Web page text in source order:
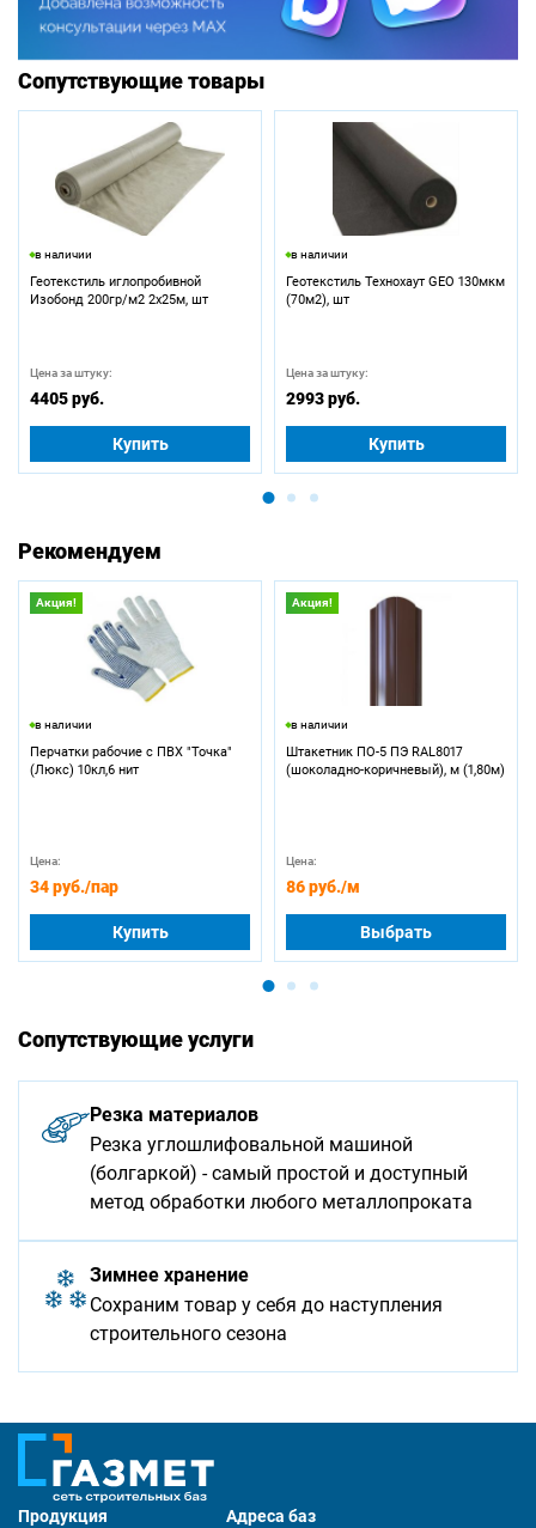
Сопутствующие товары
в наличии
Геотекстиль иглопробивной
Изобонд 200гр/м2 2х25м, шт
Цена за штуку:
4405 руб.
Купить
в наличии
Геотекстиль Технохаут GEO 130мкм
(70м2), шт
Цена за штуку:
2993 руб.
Купить
Рекомендуем
Акция!
в наличии
Перчатки рабочие с ПВХ "Точка"
(Люкс) 10кл,6 нит
Цена:
34 руб./пар
Купить
Акция!
в наличии
Штакетник ПО-5 ПЭ RAL8017
(шоколадно-коричневый), м (1,80м)
Цена:
86 руб./м
Выбрать
Сопутствующие услуги
Резка материалов
Резка углошлифовальной машиной
(болгаркой) - самый простой и доступный
метод обработки любого металлопроката
Зимнее хранение
Сохраним товар у себя до наступления
строительного сезона
Продукция Адреса баз